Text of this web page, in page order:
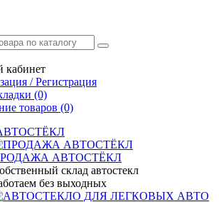
кабинет
/ Регистрация
(0)
товаров (0)
АВТОСТЁКЛ
склад автостекл
без выходных